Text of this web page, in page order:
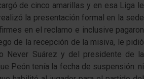
de cinco amarillas y en esa Liga le
la presentación formal en la sede
en el reclamo e inclusive pagaron
de la recepción de la misiva, le pidió
Never Suárez y del presidente de la
Peón tenía la fecha de suspensión: ni